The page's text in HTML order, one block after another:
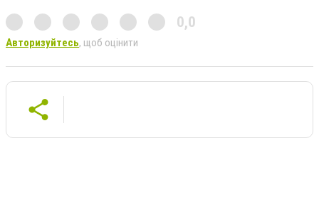
0,0
Авторизуйтесь, щоб оцінити